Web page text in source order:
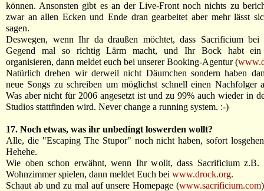
können. Ansonsten gibt es an der Live-Front noch nichts zu
zwar an allen Ecken und Ende dran gearbeitet aber mehr lässt
sagen.
Deswegen, wenn Ihr da draußen möchtet, dass Sacrificium
Gegend mal so richtig Lärm macht, und Ihr Bock habt
organisieren, dann meldet euch bei unserer Booking-Agentur (
Natürlich drehen wir derweil nicht Däumchen sondern haben
neue Songs zu schreiben um möglichst schnell einen Nachfolger
Was aber nicht für 2006 angesetzt ist und zu 99% auch wieder in
Studios stattfinden wird. Never change a running system. :-)
17. Noch etwas, was ihr unbedingt loswerden wollt?
Alle, die "Escaping The Stupor" noch nicht haben, sofort
Hehehe.
Wie oben schon erwähnt, wenn Ihr wollt, dass Sacrificium
Wohnzimmer spielen, dann meldet Euch bei www.drock.org.
Schaut ab und zu mal auf unsere Homepage (www.sacrificium.com